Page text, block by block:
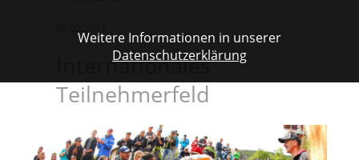
Internationales
Teilnehmerfeld
Weitere Informationen in unserer
Datenschutzerklärung